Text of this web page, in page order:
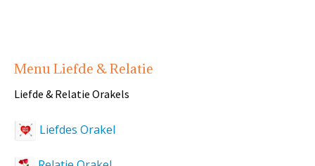
Menu Liefde & Relatie
Liefde & Relatie Orakels
Liefdes Orakel